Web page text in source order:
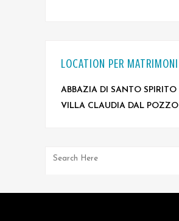
LOCATION PER MATRIMONI
ABBAZIA DI SANTO SPIRITO
VILLA CLAUDIA DAL POZZO